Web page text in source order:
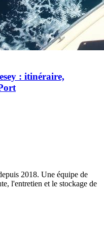
: itinéraire,
2018. Une équipe de
l'entretien et le stockage de